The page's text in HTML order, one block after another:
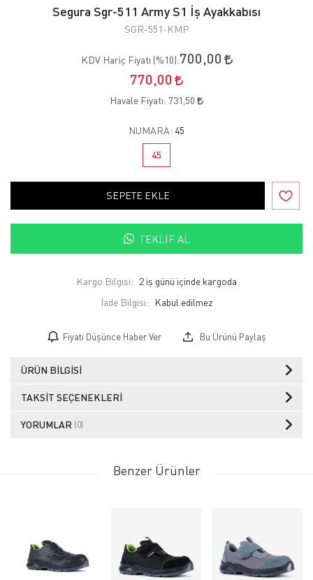
Segura Sgr-511 Army S1 İş Ayakkabısı
SGR-551-KMP
KDV Hariç Fiyatı (%10):700,00
770,00
Havale Fiyatı: 731,50
NUMARA: 45
45
SEPETE EKLE
TEKLIF AL
Kargo Bilgisi: 2 iş günü içinde kargoda
İade Bilgisi:
Fiyatı Düşünce Haber Ver Bu Ürünü Paylaş
ÜRÜN BILGISI
TAKSIT SEÇENEKLERI
YORUMLAR (0)
Benzer Ürünler